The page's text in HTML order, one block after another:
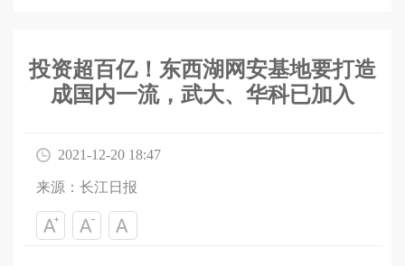
投资超百亿！东西湖网安基地要打造
成国内一流，武大、华科已加入
2021-12-20 18:47
来源：长江日报